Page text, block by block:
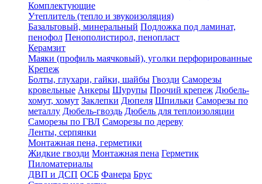
Комплектующие
Утеплитель (тепло и звукоизоляция)
Базальтовый, минеральный Подложка под ламинат,
пенофол Пенополистирол, пенопласт
Керамзит
Маяки (профиль маячковый), уголки перфорированные
Крепеж
Болты, глухари, гайки, шайбы Гвозди Саморезы
кровельные Анкеры Шурупы Прочий крепеж Дюбель-
хомут, хомут Заклепки Дюпеля Шпильки Саморезы по
металлу Дюбель-гвоздь Дюбель для теплоизоляции
Саморезы по ГВЛ Саморезы по дереву
Ленты, серпянки
Монтажная пена, герметики
Жидкие гвозди Монтажная пена Герметик
Пиломатериалы
ДВП и ДСП ОСБ Фанера Брус